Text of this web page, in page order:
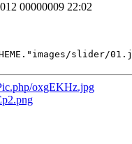
00000009 22:02